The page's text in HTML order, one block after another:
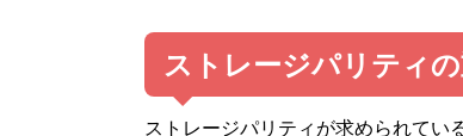
ストレージパリティ
ストレージパリティが求められてい